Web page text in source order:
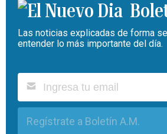
Las noticias explicadas de forma
entender lo más importante del día.
Regístrate a Boletín A.M.